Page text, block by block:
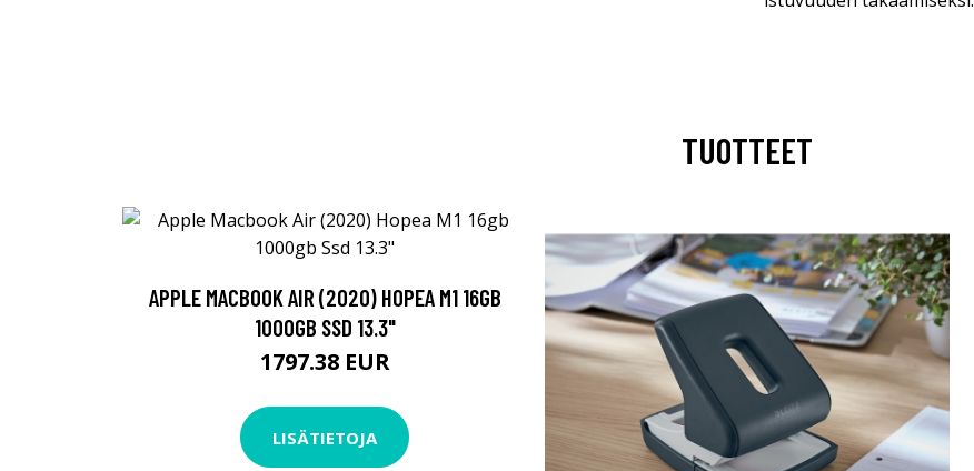
TUOTTEET
APPLE MACBOOK AIR (2020) HOPEA M1 16GB
1000GB SSD 13.3"
1797.38 EUR
LISÄTIETOJA